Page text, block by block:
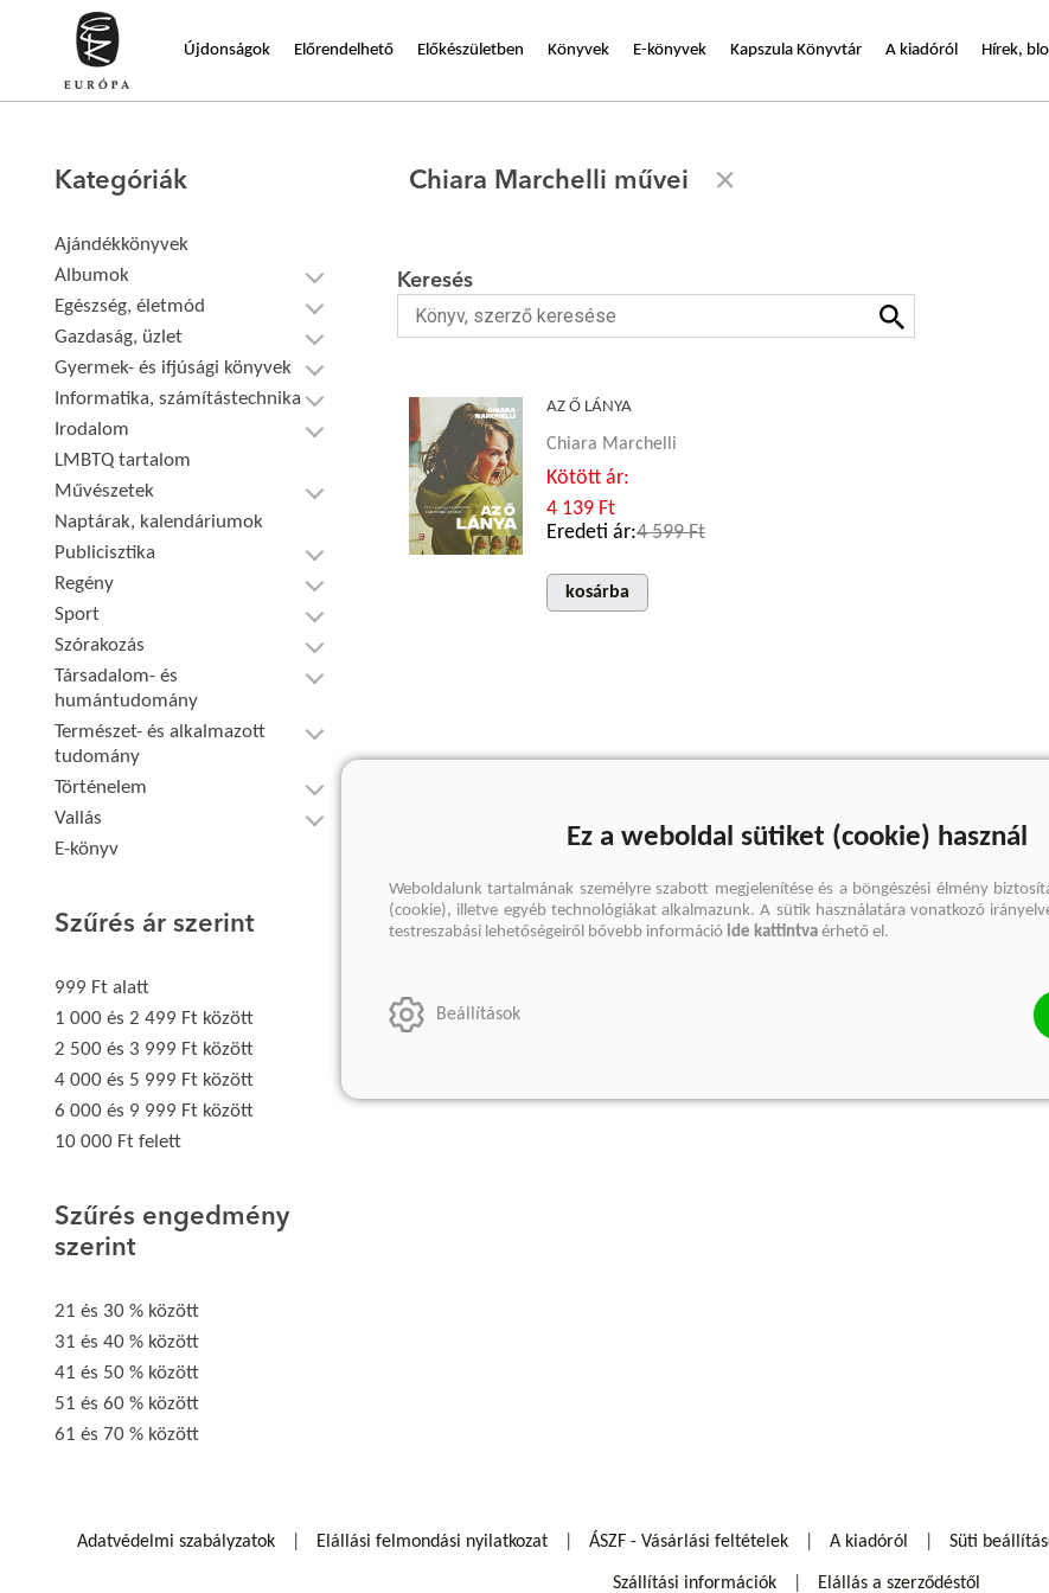
Újdonságok Előrendelhető Előkészületben Könyvek E-könyvek Kapszula Könyvtár A kiadóról Hírek,
Kategóriák
Ajándékkönyvek
Albumok
Egészség, életmód
Gazdaság, üzlet
Gyermek- és ifjúsági könyvek
Informatika, számítástechnika
Irodalom
LMBTQ tartalom
Művészetek
Naptárak, kalendáriumok
Publicisztika
Regény
Sport
Szórakozás
Társadalom- és
humántudomány
Természet- és alkalmazott
tudomány
Történelem
Vallás
E-könyv
Szűrés ár szerint
999 Ft alatt
1 000 és 2 499 Ft között
2 500 és 3 999 Ft között
4 000 és 5 999 Ft között
6 000 és 9 999 Ft között
10 000 Ft felett
Szűrés engedmény
szerint
21 és 30 % között
31 és 40 % között
41 és 50 % között
51 és 60 % között
61 és 70 % között
Chiara Marchelli művei
Keresés
AZ Ő LÁNYA
Chiara Marchelli
Kötött ár:
4 139 Ft
Eredeti ár:4 599 Ft
kosárba
Adatvédelmi szabályzatok Elállási felmondási nyilatkozat ÁSZF - Vásárlási feltételek A kiadóról Süti
Szállítási információk Elállás a szerződéstől
Ez a weboldal sütiket (cookie) használ
Weboldalunk tartalmának személyre szabott megjelenítése és a böngészési élmény
(cookie), illetve egyéb technológiákat alkalmazunk. A sütik használatára vonatkozó
testreszabási lehetőségeiről bővebb információ ide kattintva érhető el.
Beállítások